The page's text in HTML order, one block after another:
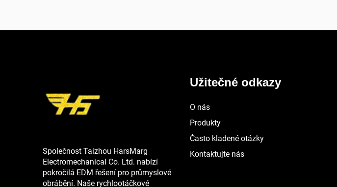
Společnost Taizhou HarsMarg
Electromechanical Co. Ltd. nabízí
pokročilá EDM řešení pro průmyslové
obrábění. Naše rychlootáčkové
Užitečné odkazy
O nás
Produkty
Často kladené otázky
Kontaktujte nás